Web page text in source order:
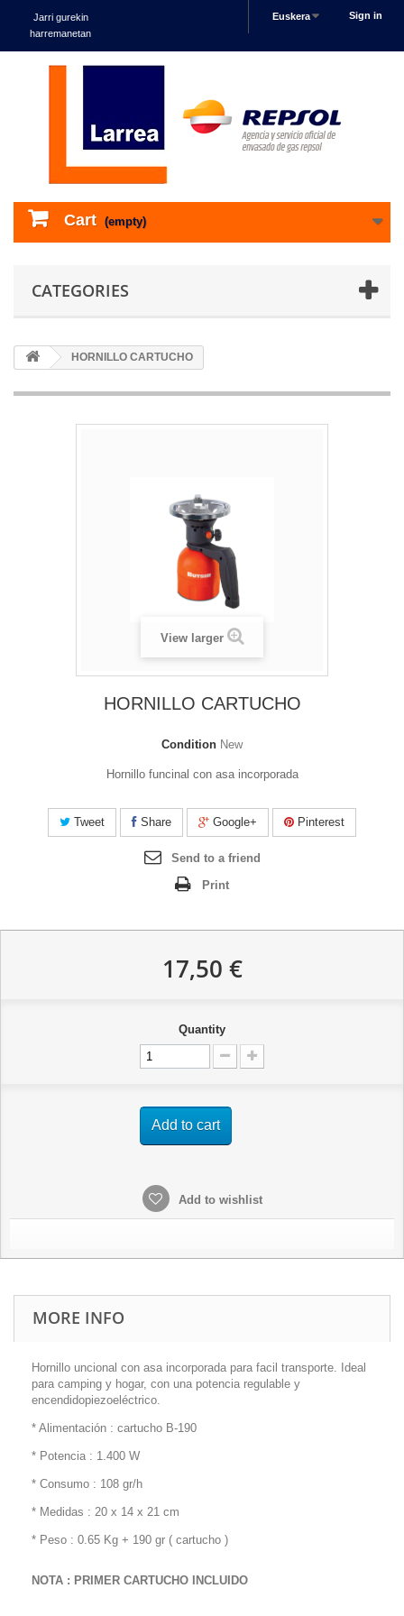
Sign in
Euskera
Jarri gurekin
harremanetan
Cart (empty)
CATEGORIES
HORNILLO CARTUCHO
View larger
HORNILLO CARTUCHO
Condition New
Hornillo funcinal con asa incorporada
Tweet Share Google+ Pinterest
Send to a friend
Print
17,50 €
Quantity
Add to cart
Add to wishlist
MORE INFO
Hornillo uncional con asa incorporada para facil transporte. Ideal
para camping y hogar, con una potencia regulable y
encendidopiezoeléctrico.
* Alimentación : cartucho B-190
* Potencia : 1.400 W
* Consumo : 108 gr/h
* Medidas : 20 x 14 x 21 cm
* Peso : 0.65 Kg + 190 gr ( cartucho )
NOTA : PRIMER CARTUCHO INCLUIDO